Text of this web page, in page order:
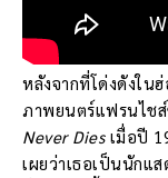
หลังจากที่โด่งดังใน
ภาพยนตร์แฟรนไชส์
Never Dies เมื่อปี
เผยว่าเธอเป็นนักแ